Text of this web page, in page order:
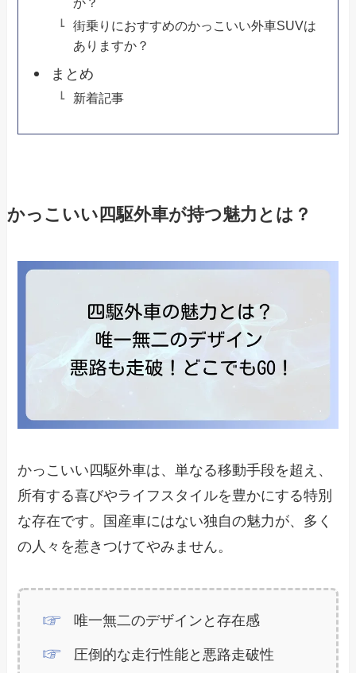
街乗りにおすすめのかっこいい外車SUVは
ありますか？
まとめ
新着記事
かっこいい四駆外車が持つ魅力とは？
かっこいい四駆外車は、単なる移動手段を超え、
所有する喜びやライフスタイルを豊かにする特別
な存在です。国産車にはない独自の魅力が、多く
の人々を惹きつけてやみません。
唯一無二のデザインと存在感
圧倒的な走行性能と悪路走破性